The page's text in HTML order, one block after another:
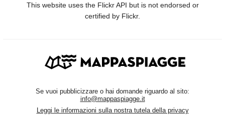
This website uses the Flickr API but is not endorsed or
certified by Flickr.
Se vuoi pubblicizzare o hai domande riguardo al sito:
info@mappaspiagge.it
Leggi le informazioni sulla nostra tutela della privacy